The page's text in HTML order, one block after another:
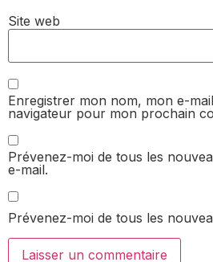
Site web
Enregistrer mon nom, mon e-
navigateur pour mon prochain
Prévenez-moi de tous les
e-mail.
Prévenez-moi de tous les